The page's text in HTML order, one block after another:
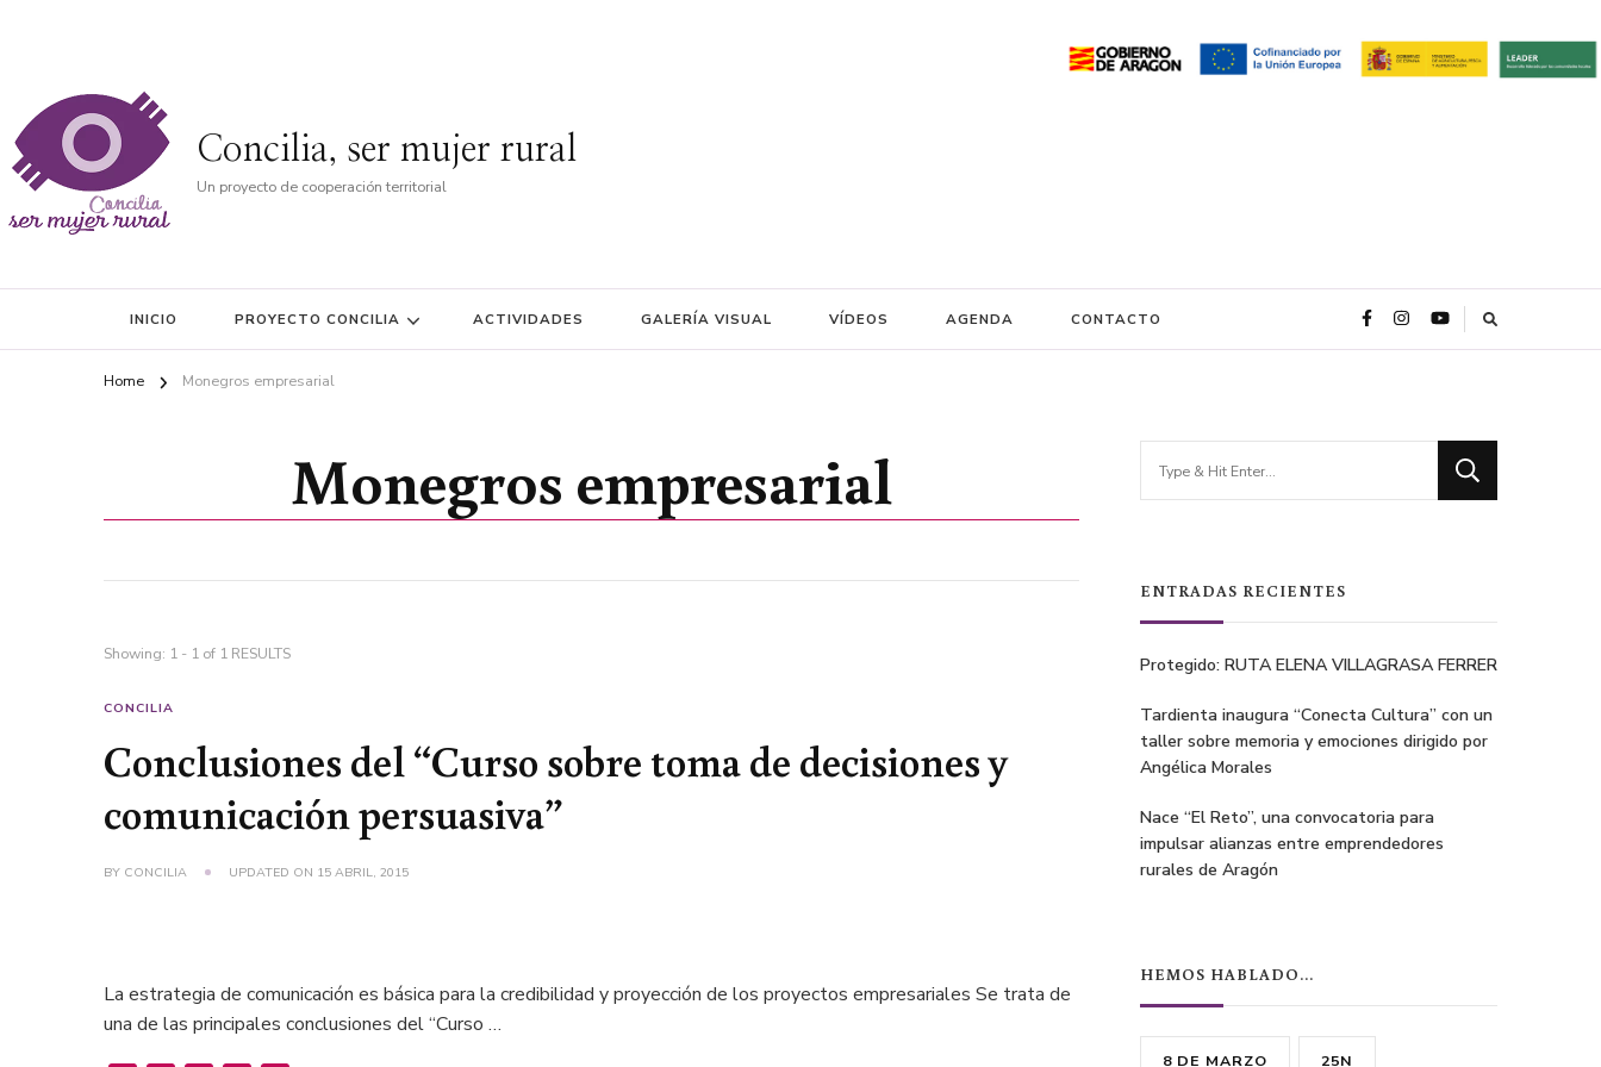
Concilia, ser mujer rural
Un proyecto de cooperación territorial
INICIO PROYECTO CONCILIA ACTIVIDADES GALERÍA VISUAL VÍDEOS AGENDA CONTACTO
Home Monegros empresarial
Monegros empresarial
Showing: 1 - 1 of 1 RESULTS
CONCILIA
Conclusiones del “Curso sobre toma de decisiones y
comunicación persuasiva”
BY CONCILIA UPDATED ON 15 ABRIL, 2015
La estrategia de comunicación es básica para la credibilidad y proyección de los proyectos empresariales Se trata de
una de las principales conclusiones del “Curso …
ENTRADAS RECIENTES
Protegido: RUTA ELENA VILLAGRASA FERRER
Tardienta inaugura “Conecta Cultura” con un
taller sobre memoria y emociones dirigido por
Angélica Morales
Nace “El Reto”, una convocatoria para
impulsar alianzas entre emprendedores
rurales de Aragón
HEMOS HABLADO…
8 DE MARZO 25N